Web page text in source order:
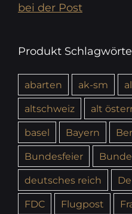
bei der Post
Produkt
abarten ak-sm
altschweiz
alt
basel
Bayern
Bundesfeier
deutsches reich
FDC
Flugpost